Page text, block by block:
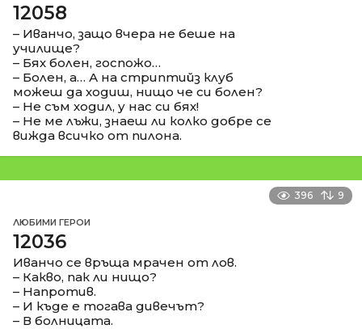
12058
– Иванчо, защо вчера не беше на
училище?
– Бях болен, госпожо…
– Болен, а… А на стриптийз клуб
можеш да ходиш, нищо че си болен?
– Не съм ходил, у нас си бях!
– Не ме лъжи, знаеш ли колко добре се
вижда всичко от пилона.
396 9
ЛЮБИМИ ГЕРОИ
12036
Иванчо се връща мрачен от лов.
– Какво, пак ли нищо?
– Напротив.
– И къде е тогава дивечът?
– В болницата.